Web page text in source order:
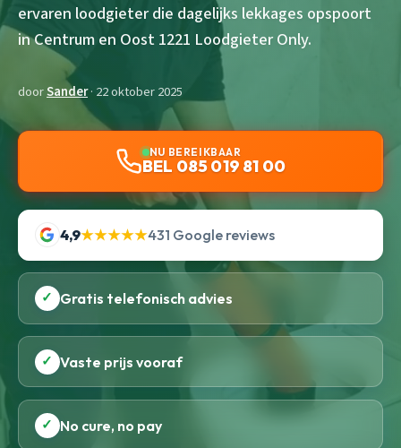
ervaren loodgieter die dagelijks lekkages opspoort
in Centrum en Oost 1221 Loodgieter Only.
doorSander· 22 oktober 2025
NU BEREIKBAAR
BEL 085 019 81 00
4,9★★★★★431 Google reviews
✓ Gratis telefonisch advies
✓ Vaste prijs vooraf
✓ No cure, no pay